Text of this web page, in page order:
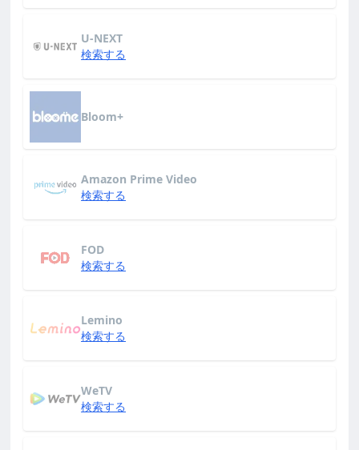
U-NEXT
検索する
Bloom+
Amazon Prime Video
検索する
FOD
検索する
Lemino
検索する
WeTV
検索する